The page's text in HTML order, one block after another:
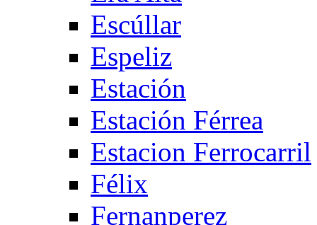
Escúllar
Espeliz
Estación
Estación Férrea
Estacion Ferrocarril
Félix
Fernanperez